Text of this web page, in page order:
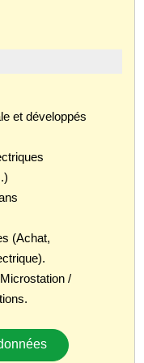
et développés
(Achat,
/